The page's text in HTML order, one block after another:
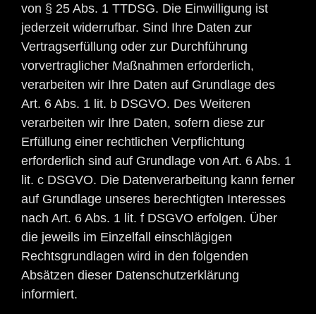
von § 25 Abs. 1 TTDSG. Die Einwilligung ist
jederzeit widerrufbar. Sind Ihre Daten zur
Vertragserfüllung oder zur Durchführung
vorvertraglicher Maßnahmen erforderlich,
verarbeiten wir Ihre Daten auf Grundlage des
Art. 6 Abs. 1 lit. b DSGVO. Des Weiteren
verarbeiten wir Ihre Daten, sofern diese zur
Erfüllung einer rechtlichen Verpflichtung
erforderlich sind auf Grundlage von Art. 6 Abs. 1
lit. c DSGVO. Die Datenverarbeitung kann ferner
auf Grundlage unseres berechtigten Interesses
nach Art. 6 Abs. 1 lit. f DSGVO erfolgen. Über
die jeweils im Einzelfall einschlägigen
Rechtsgrundlagen wird in den folgenden
Absätzen dieser Datenschutzerklärung
informiert.